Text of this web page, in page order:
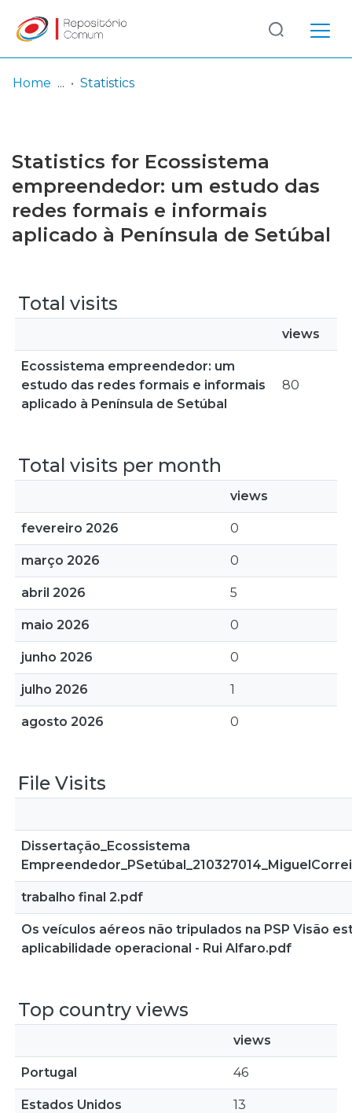
Browse repository
Entities
Log
In
(current)
Home Statistics
Statistics for Ecossistema
empreendedor: um estudo das
redes formais e informais
aplicado à Península de Setúbal
Total visits
views
Ecossistema empreendedor: um
estudo das redes formais e informais
aplicado à Península de Setúbal
80
Total visits per month
views
fevereiro 2026 0
março 2026 0
abril 2026 5
maio 2026 0
junho 2026 0
julho 2026 1
agosto 2026 0
File Visits
Dissertação_Ecossistema
trabalho final 2.pdf
Os veículos aéreos não tripulados na PSP Visão
aplicabilidade operacional - Rui Alfaro.pdf
Top country views
views
Portugal 46
Estados Unidos 13